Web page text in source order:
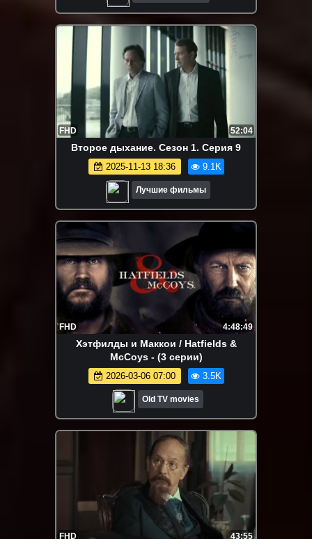
FHD 52:04
Второе дыхание. Сезон 1. Серия 9
2025-11-13 18:36 9.1K
Лучшие фильмы
FHD 4:48:49
Хэтфилды и Маккои / Hatfields &
McCoys - (3 серии)
2026-03-06 07:00 3.5K
Old TV movies
FHD 43:55